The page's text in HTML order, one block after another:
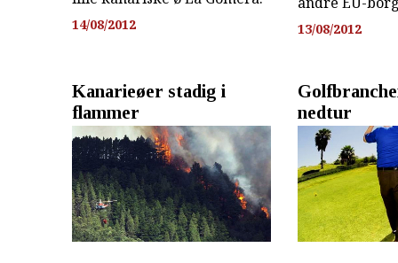
14/08/2012 13/08/2012
Kanarieøer stadig i
flammer
nedtur